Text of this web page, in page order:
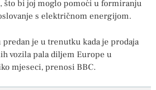
što bi joj moglo pomoći u formiranju
s električnom energijom.
je u trenutku kada je prodaja
vozila pala diljem Europe u
mjeseci, prenosi BBC.